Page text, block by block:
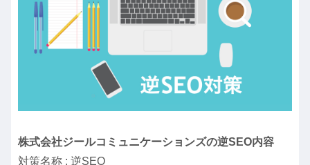
株式会社ジールコミュニケーションズの逆SEO内容
対策名称 : 逆SEO